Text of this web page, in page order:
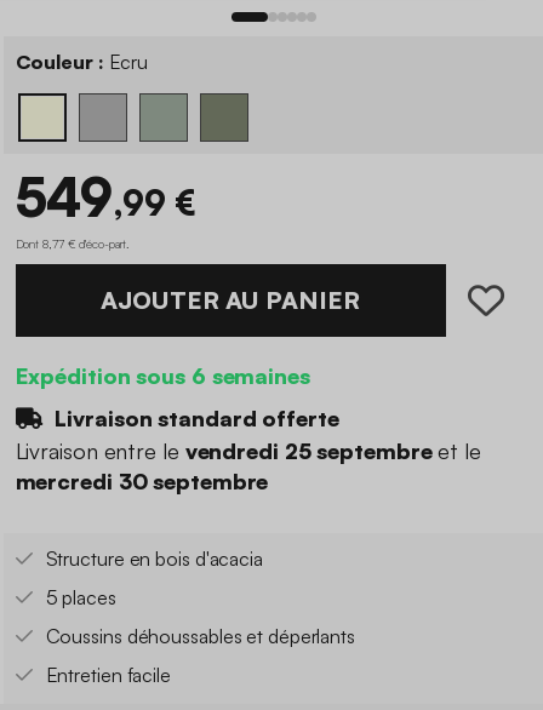
Couleur : Ecru
549,99 €
Dont 8,77 € d'éco-part
AJOUTER AU PANIER
Expédition sous 6 semaines
Livraison standard offerte
Livraison entre le vendredi 25 septembreet le
mercredi 30 septembre
Structure en bois d'acacia
5 places
Coussins déhoussables et déperlants
Entretien facile